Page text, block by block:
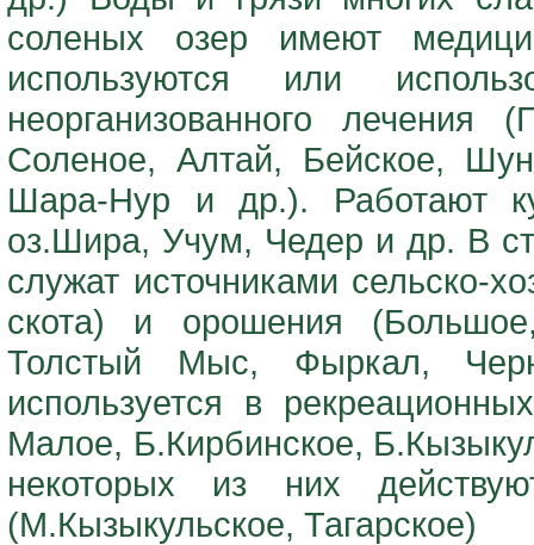
соленых озер имеют
используются или
неорганизованного лечения
Соленое, Алтай, Бейское,
Шара-Нур и др.). Работают
оз.Шира, Учум, Чедер и др. В
служат источниками сельско-
скота) и орошения
Толстый Мыс, Фыркал,
используется в
Малое, Б.Кирбинское,
некоторых из них
(М.Кызыкульское, Тагарское)